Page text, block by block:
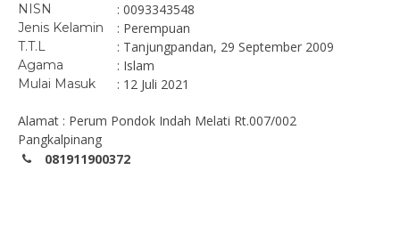
NISN : 0093343548
Jenis Kelamin : Perempuan
T.T.L : Tanjungpandan, 29 September 2009
Agama : Islam
Mulai Masuk : 12 Juli 2021
Alamat : Perum Pondok Indah Melati Rt.007/002
Pangkalpinang
081911900372